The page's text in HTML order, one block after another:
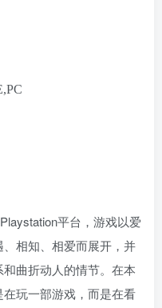
平台，游戏以爱
相知、相爱而展开，并
曲折动人的情节。在本
玩一部游戏，而是在看